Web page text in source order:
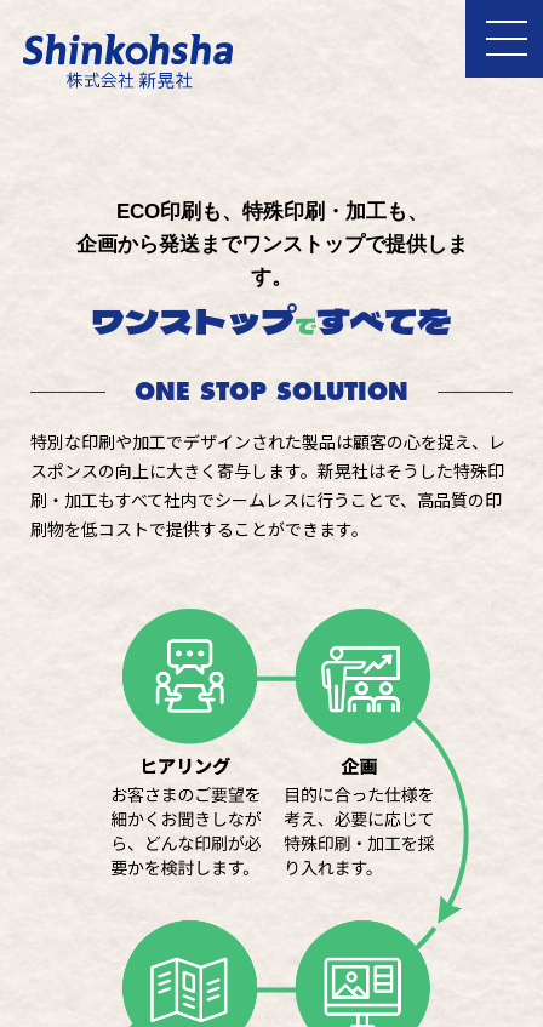
ECO印刷も、特殊印刷・加工も、
企画から発送までワンストップで提供しま
す。
ワンストップですべてを
ONE STOP SOLUTION
特別な印刷や加工でデザインされた製品は顧客の心を捉え、レ
スポンスの向上に大きく寄与します。新晃社はそうした特殊印
刷・加工もすべて社内でシームレスに行うことで、高品質の印
刷物を低コストで提供することができます。